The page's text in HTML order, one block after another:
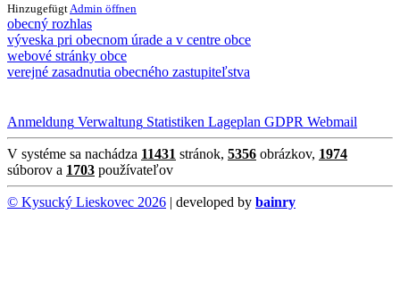
Hinzugefügt Admin öffnen
obecný rozhlas
výveska pri obecnom úrade a v centre obce
webové stránky obce
verejné zasadnutia obecného zastupiteľstva
Anmeldung Verwaltung Statistiken Lageplan GDPR Webmail
V systéme sa nachádza 11431 stránok, 5356 obrázkov, 1974
súborov a 1703 používateľov
© Kysucký Lieskovec 2026 | developed by bainry